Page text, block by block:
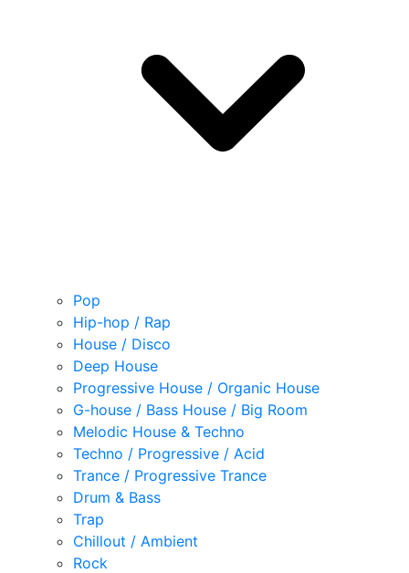
Pop
Hip-hop / Rap
House / Disco
Deep House
Progressive House / Organic House
G-house / Bass House / Big Room
Melodic House & Techno
Techno / Progressive / Acid
Trance / Progressive Trance
Drum & Bass
Trap
Chillout / Ambient
Rock